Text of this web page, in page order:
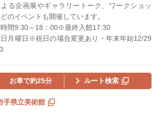
る企画展やギャラリートーク、ワークショッ
のイベントも開催しています。
時間9:30～18：00※最終入館17:30
月曜日※祝日の場合変更あり・年末年始12/29
お車で約25分 ルート検索
手県立美術館